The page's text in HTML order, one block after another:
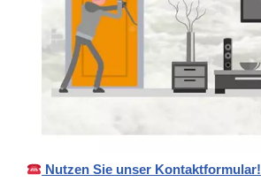
Nutzen Sie unser Kontaktformular!